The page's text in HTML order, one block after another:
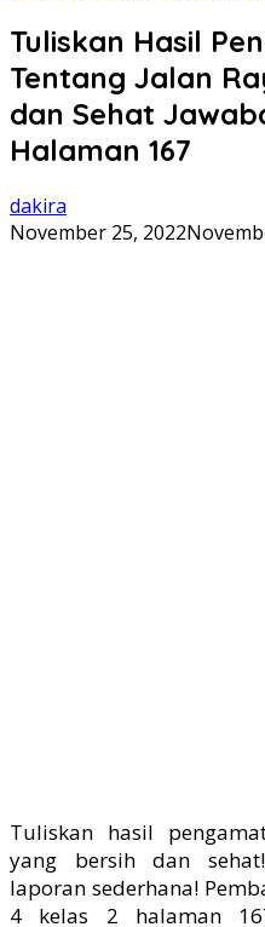
Tuliskan Hasil
Tentang Jalan
dan Sehat
Halaman 167
dakira
November 25, 2022
Tuliskan hasil
yang bersih dan
laporan sederhana!
4 kelas 2 halaman